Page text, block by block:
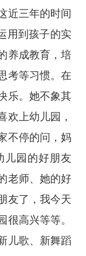
近三年的时间
用到孩子的实
养成教育，培
考等习惯。在
乐。她不象其
欢上幼儿园，
不停的问，妈
儿园的好朋友
老师、她的好
友了，我今天
很高兴等等。
儿歌、新舞蹈